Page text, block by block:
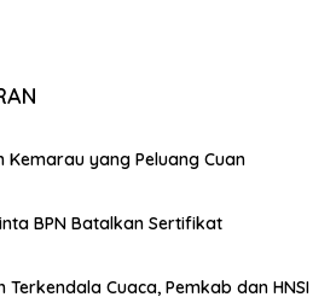
Kemarau yang Peluang Cuan
BPN Batalkan Sertifikat
Cuaca, Pemkab dan HNSI